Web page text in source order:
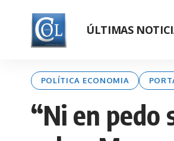
ÚLTIMAS
POLÍTICA ECONOMIA
“Ni en pedo